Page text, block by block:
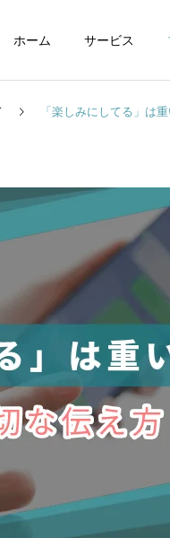
ホーム サービス
WEBデザイン
動画制作編集
「楽しみにしてる」は